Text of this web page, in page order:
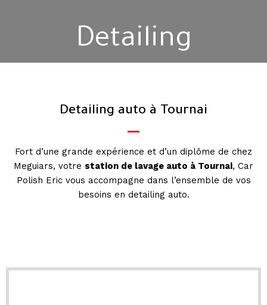
Detailing
Detailing auto à Tournai
Fort d’une grande expérience et d’un diplôme de chez
Meguiars, votre station de lavage auto à Tournai, Car
Polish Eric vous accompagne dans l’ensemble de vos
besoins en detailing auto.